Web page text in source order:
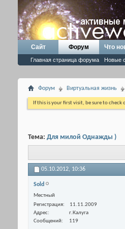
Сайт Форум
Главная страница форума Новые
Что
Форум Виртуальная жизнь
If this is your first visit, be sure to check
Тема: Для милой Однажды )
05.10.2012, 10:36
Sold
Местный
Регистрация
11.11.2009
Адрес
г.Калуга
Сообщений
119